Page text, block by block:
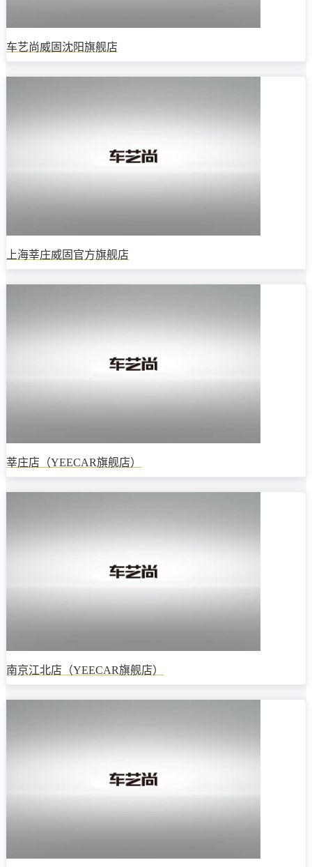
车艺尚威固沈阳旗舰店
上海莘庄威固官方旗舰店
莘庄店（YEECAR旗舰店）
南京江北店（YEECAR旗舰店）